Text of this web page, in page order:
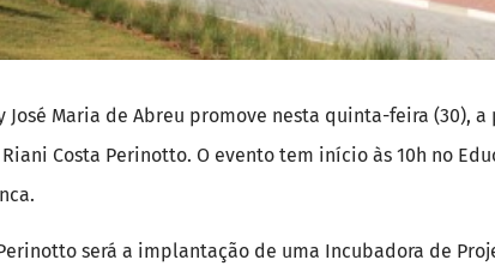
José Maria de Abreu promove nesta quinta-feira (30),
Costa Perinotto. O evento tem início às 10h no
será a implantação de uma Incubadora de